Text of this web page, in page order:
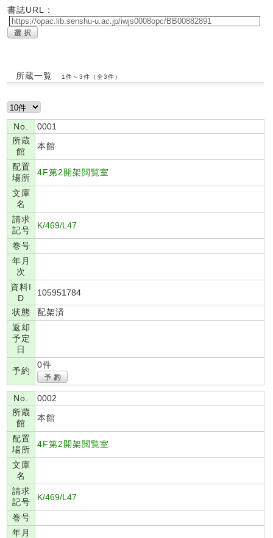
書誌URL：
所蔵一覧 1件～3件（全3件）
No.
0001
所蔵
館
本館
配置
場所
4F第2開架閲覧室
文庫
名
請求
記号
K/469/L47
巻号
年月
次
資料I
D
105951784
状態
配架済
返却
予定
日
予約
0件
No.
0002
所蔵
館
本館
配置
場所
4F第2開架閲覧室
文庫
名
請求
記号
K/469/L47
巻号
年月